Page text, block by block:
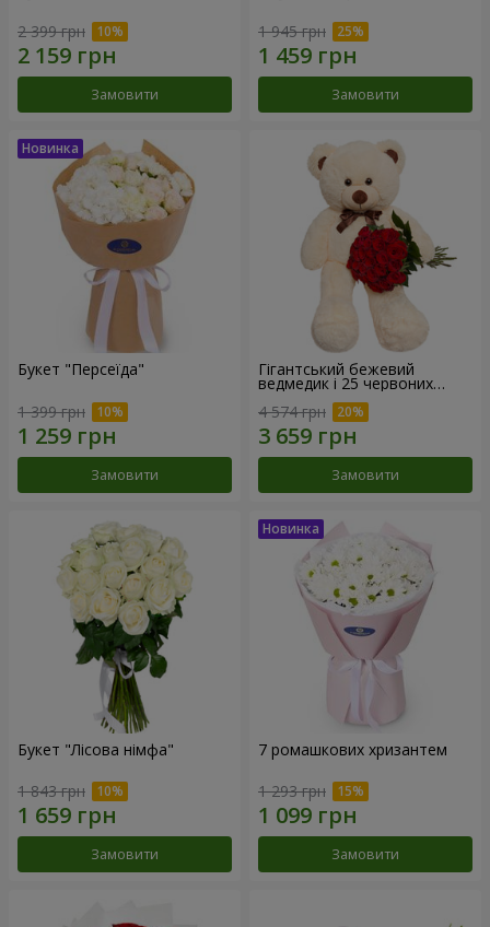
2 399 грн
Замовити
1 945 грн
Замовити
Букет "Персеїда"
1 399 грн
Замовити
Гігантський бежевий
ведмедик і 25 червоних
троянд
4 574 грн
Замовити
Букет "Лісова німфа"
1 843 грн
Замовити
7 ромашкових хризантем
1 293 грн
Замовити